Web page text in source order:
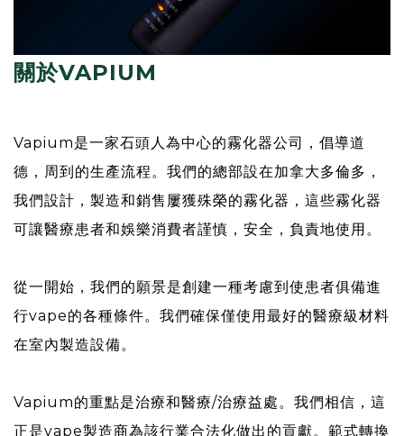
關於VAPIUM
Vapium是一家石頭人為中心的霧化器公司，倡導道
德，周到的生產流程。我們的總部設在加拿大多倫多，
我們設計，製造和銷售屢獲殊榮的霧化器，這些霧化器
可讓醫療患者和娛樂消費者謹慎，安全，負責地使用。
從一開始，我們的願景是創建一種考慮到使患者俱備進
行vape的各種條件。我們確保僅使用最好的醫療級材料
在室內製造設備。
Vapium的重點是治療和醫療/治療益處。我們相信，這
正是vape製造商為該行業合法化做出的貢獻。範式轉換